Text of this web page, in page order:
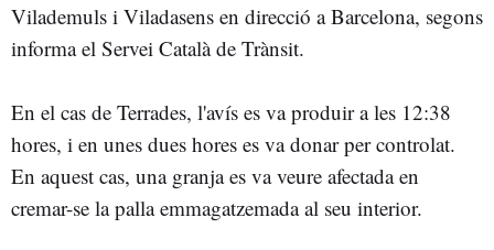
Vilademuls i Viladasens en direcció a Barcelona, segons
informa el Servei Català de Trànsit.
En el cas de Terrades, l'avís es va produir a les 12:38
hores, i en unes dues hores es va donar per controlat.
En aquest cas, una granja es va veure afectada en
cremar-se la palla emmagatzemada al seu interior.